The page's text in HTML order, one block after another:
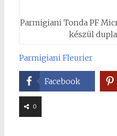
Parmigiani Tonda PF
készül
Parmigiani Fleurier
Facebook
0